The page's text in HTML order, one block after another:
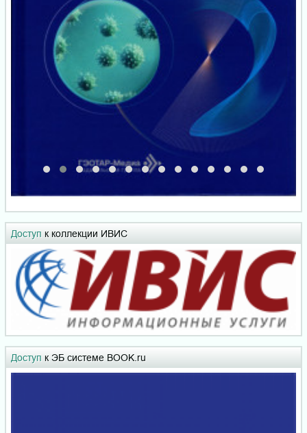
Доступ к коллекции ИВИС
Доступ к ЭБ системе BOOK.ru